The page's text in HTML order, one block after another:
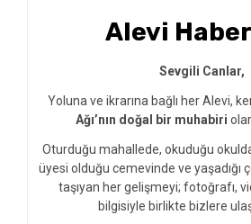
Alevi Haber
Sevgili Canlar,
Yoluna ve ikrarına bağlı her Alevi,
Ağı’nın doğal bir muhabiri
Oturduğu mahallede, okuduğu
üyesi olduğu cemevinde ve yaşadığı
taşıyan her gelişmeyi; fotoğrafı,
bilgisiyle birlikte bizlere